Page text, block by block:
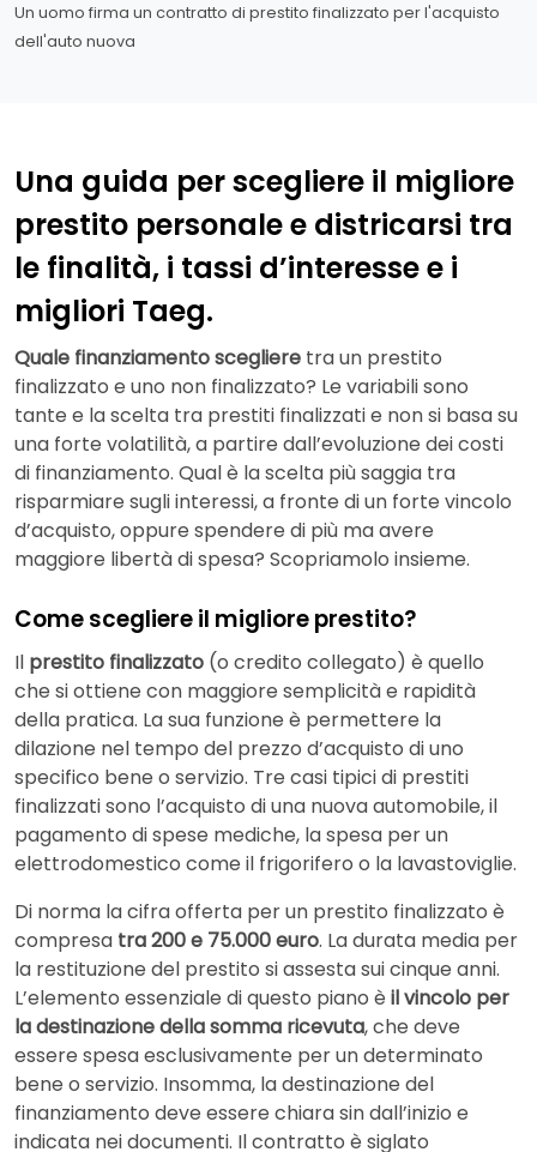
Un uomo firma un contratto di prestito finalizzato per l'acquisto
dell'auto nuova
Una guida per scegliere il migliore
prestito personale e districarsi tra
le finalità, i tassi d’interesse e i
migliori Taeg.
Quale finanziamento scegliere tra un prestito
finalizzato e uno non finalizzato? Le variabili sono
tante e la scelta tra prestiti finalizzati e non si basa su
una forte volatilità, a partire dall’evoluzione dei costi
di finanziamento. Qual è la scelta più saggia tra
risparmiare sugli interessi, a fronte di un forte vincolo
d’acquisto, oppure spendere di più ma avere
maggiore libertà di spesa? Scopriamolo insieme.
Come scegliere il migliore prestito?
Il prestito finalizzato (o credito collegato) è quello
che si ottiene con maggiore semplicità e rapidità
della pratica. La sua funzione è permettere la
dilazione nel tempo del prezzo d’acquisto di uno
specifico bene o servizio. Tre casi tipici di prestiti
finalizzati sono l’acquisto di una nuova automobile, il
pagamento di spese mediche, la spesa per un
elettrodomestico come il frigorifero o la lavastoviglie.
Di norma la cifra offerta per un prestito finalizzato è
compresa tra 200 e 75.000 euro. La durata media per
la restituzione del prestito si assesta sui cinque anni.
L’elemento essenziale di questo piano è il vincolo per
la destinazione della somma ricevuta, che deve
essere spesa esclusivamente per un determinato
bene o servizio. Insomma, la destinazione del
finanziamento deve essere chiara sin dall’inizio e
indicata nei documenti. Il contratto è siglato